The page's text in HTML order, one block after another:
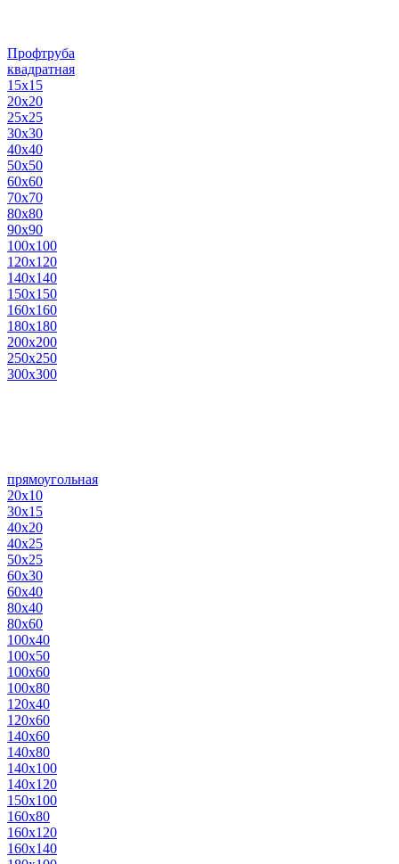
Профтруба
квадратная
15х15
20х20
25х25
30х30
40х40
50х50
60х60
70х70
80х80
90х90
100х100
120х120
140х140
150х150
160х160
180х180
200х200
250х250
300х300
прямоугольная
20х10
30х15
40х20
40х25
50х25
60х30
60х40
80х40
80х60
100х40
100х50
100х60
100х80
120х40
120х60
140х60
140х80
140х100
140х120
150х100
160х80
160х120
160х140